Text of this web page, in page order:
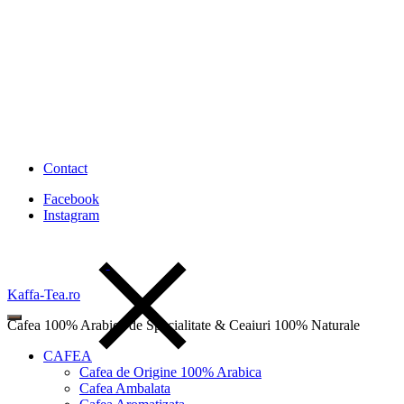
Contact
Facebook
Instagram
Kaffa-Tea.ro
Cafea 100% Arabica de Specialitate & Ceaiuri 100% Naturale
CAFEA
Cafea de Origine 100% Arabica
Cafea Ambalata